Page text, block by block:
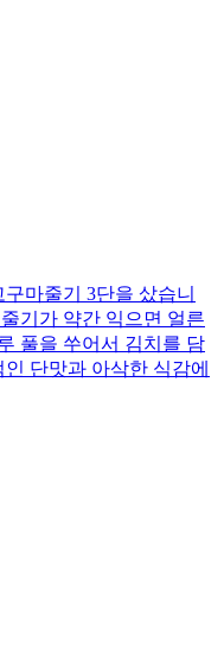
마줄기 3단을 샀습니
기가 약간 익으면 얼른
풀을 쑤어서 김치를 담
단맛과 아삭한 식감에